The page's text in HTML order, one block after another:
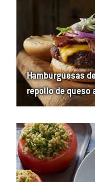
Hamburguesas
repollo de queso